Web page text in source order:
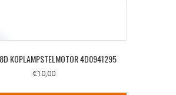
KOPLAMPSTELMOTOR 4D0941295
€10,00